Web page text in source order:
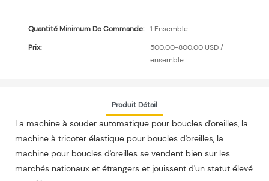
Quantité Minimum De Commande:
1 Ensemble
Prix:
500,00-800,00 USD /
ensemble
Produit Détail
La machine à souder automatique pour boucles d'oreilles, la
machine à tricoter élastique pour boucles d'oreilles, la
machine pour boucles d'oreilles se vendent bien sur les
marchés nationaux et étrangers et jouissent d'un statut élevé